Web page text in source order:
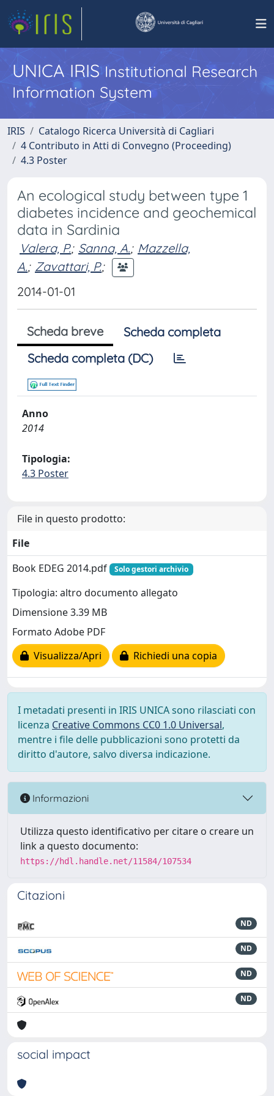
UNICA IRISInstitutional Research
Information System
IRIS
Catalogo Ricerca Università di Cagliari
4 Contributo in Atti di Convegno (Proceeding)
4.3 Poster
An ecological study between type 1
diabetes incidence and geochemical
data in Sardinia
Valera, P.; Sanna, A.; Mazzella,
A.; Zavattari, P.;
2014-01-01
Scheda breve
Scheda completa
Scheda completa (DC)
Anno
2014
Tipologia:
4.3 Poster
File in questo prodotto:
File
Book EDEG 2014.pdf
Solo gestori archivio
Tipologia: altro documento allegato
Dimensione 3.39 MB
Formato Adobe PDF
Visualizza/Apri
Richiedi una copia
I metadati presenti in IRIS UNICA sono rilasciati con
licenza Creative Commons CC0 1.0 Universal,
mentre i file delle pubblicazioni sono protetti da
diritto d'autore, salvo diversa indicazione.
Informazioni
Utilizza questo identificativo per citare o creare un
link a questo documento:
https://hdl.handle.net/11584/107534
Citazioni
ND
ND
ND
ND
social impact